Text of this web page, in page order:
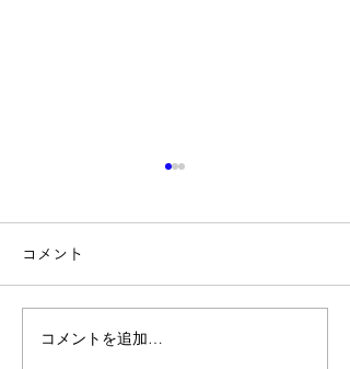
千葉県LPガス料金負担軽
コメント
コメントを追加…